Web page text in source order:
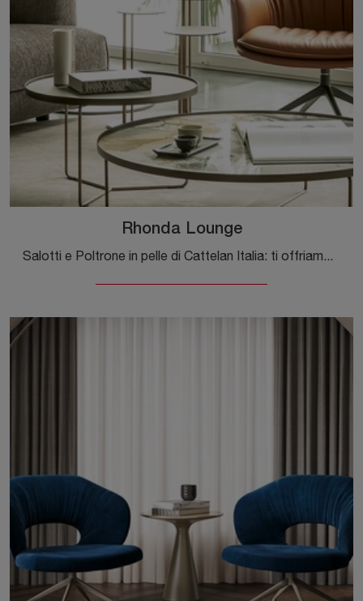
Rhonda Lounge
Salotti e Poltrone in pelle di Cattelan Italia: ti offriamo il modello Rhonda Lounge in pelle per arricchire i tuoi spazi.